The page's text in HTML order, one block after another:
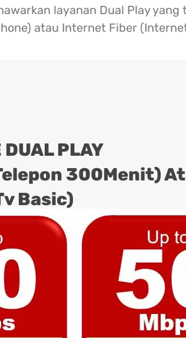
layanan Dual Play
atau Internet Fiber
PLAY
300Menit)
Basic)